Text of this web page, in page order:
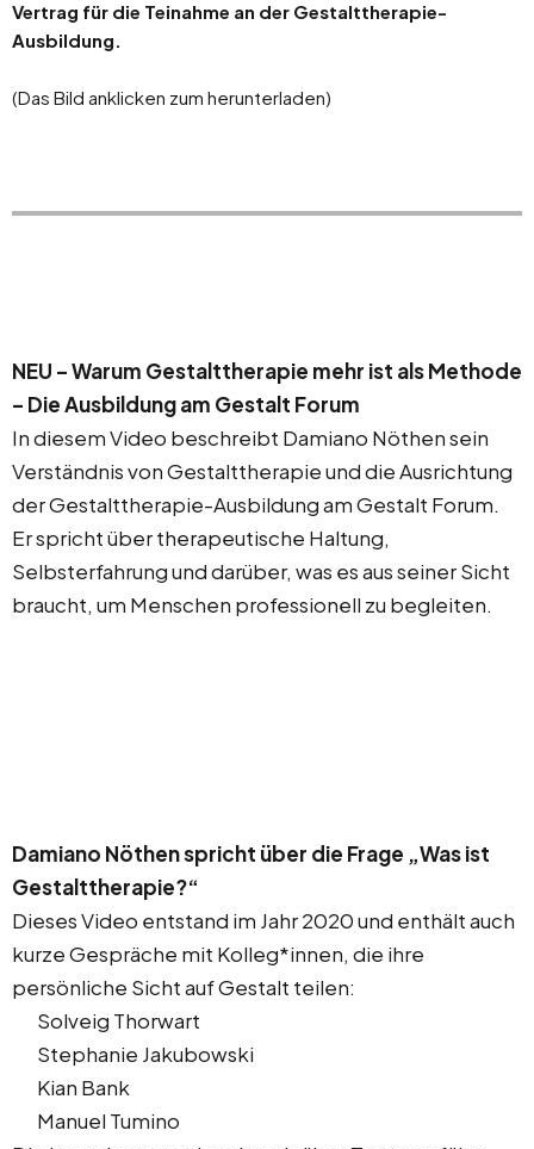
Vertrag für die Teinahme an der Gestalttherapie-
Ausbildung.
(Das Bild anklicken zum herunterladen)
NEU – Warum Gestalttherapie mehr ist als Methode
– Die Ausbildung am Gestalt Forum
In diesem Video beschreibt Damiano Nöthen sein
Verständnis von Gestalttherapie und die Ausrichtung
der Gestalttherapie-Ausbildung am Gestalt Forum.
Er spricht über therapeutische Haltung,
Selbsterfahrung und darüber, was es aus seiner Sicht
braucht, um Menschen professionell zu begleiten.
Damiano Nöthen spricht über die Frage „Was ist
Gestalttherapie?“
Dieses Video entstand im Jahr 2020 und enthält auch
kurze Gespräche mit Kolleg*innen, die ihre
persönliche Sicht auf Gestalt teilen:
Solveig Thorwart
Stephanie Jakubowski
Kian Bank
Manuel Tumino